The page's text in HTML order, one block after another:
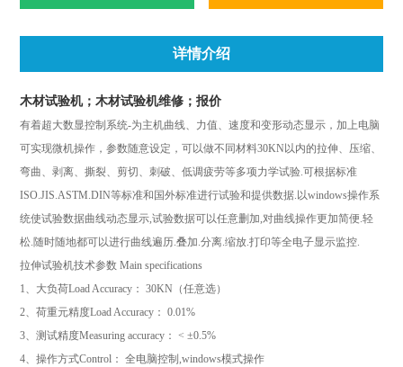
详情介绍
木材试验机；木材试验机维修；报价
有着超大数显控制系统-为主机曲线、力值、速度和变形动态显示，加上电脑
可实现微机操作，参数随意设定，可以做不同材料30KN 以内的拉伸、压缩、
弯曲、剥离、撕裂、剪切、刺破、低调疲劳等多项力学试验.可根据标准
ISO.JIS.ASTM.DIN等标准和国外标准进行试验和提供数据. 以windows操作系
统使试验数据曲线动态显示,试验数据可以任意删加,对曲线操作更加简便.轻
松.随时随地都可以进行曲线遍历.叠加.分离.缩放.打印等全电子显示监控.
拉伸试验机技术参数 Main specifications
1、大负荷Load Accuracy ： 30KN （任意选）
2、荷重元精度Load Accuracy ： 0.01%
3、测试精度Measuring accuracy ： < ±0.5%
4、操作方式Control ： 全电脑控制,windows模式操作